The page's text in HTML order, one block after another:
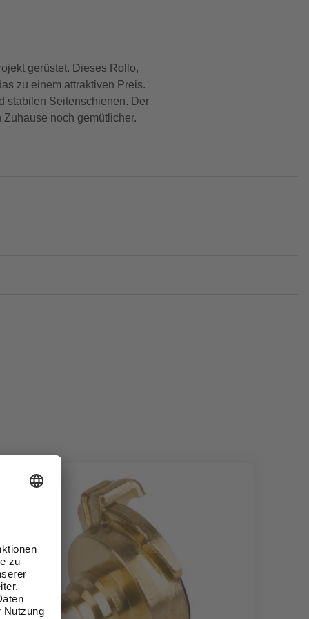
gerüstet. Dieses Rollo,
zu einem attraktiven Preis.
stabilen Seitenschienen. Der
noch gemütlicher.